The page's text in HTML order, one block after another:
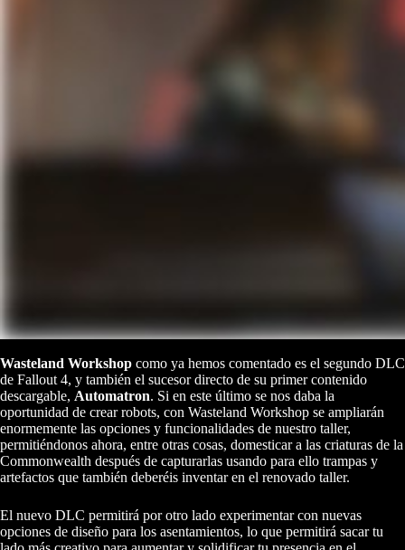
Wasteland Workshop como ya hemos comentado es el segundo DLC
de Fallout 4, y también el sucesor directo de su primer contenido
descargable, Automatron. Si en este último se nos daba la
oportunidad de crear robots, con Wasteland Workshop se ampliarán
enormemente las opciones y funcionalidades de nuestro taller,
permitiéndonos ahora, entre otras cosas, domesticar a las criaturas de la
Commonwealth después de capturarlas usando para ello trampas y
artefactos que también deberéis inventar en el renovado taller.
El nuevo DLC permitirá por otro lado experimentar con nuevas
opciones de diseño para los asentamientos, lo que permitirá sacar tu